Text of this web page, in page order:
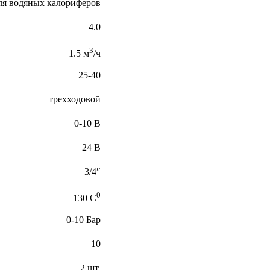
водяных калориферов
4.0
1.5 м3/ч
25-40
трехходовой
0-10 В
24 В
3/4″
130 C0
0-10 Бар
10